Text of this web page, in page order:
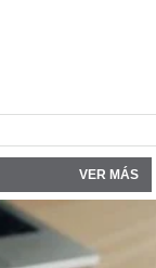
VER MÁS